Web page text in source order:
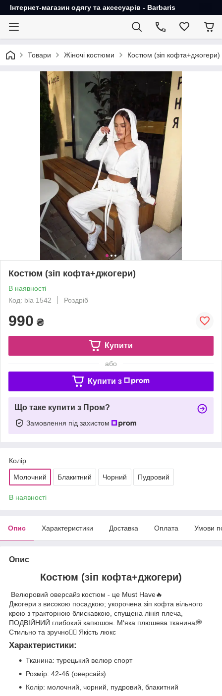
Інтернет-магазин одягу та аксесуарів - Barbaris
Товари Жіночі костюми Костюм (зіп кофта+джогери)
Костюм (зіп кофта+джогери)
В наявності
Код: bla 1542
Роздріб
990 ₴
Купити
або
Купити з
Що таке купити з Пром?
Замовлення під захистом
Колір
Молочний Блакитний Чорний Пудровий
В наявності
Опис Характеристики Доставка Оплата Умови
Опис
Костюм (зіп кофта+джогери)
Велюровий оверсайз костюм - це Must Have🔥
Джогери з високою посадкою; укорочена зіп кофта вільного
крою з тракторною блискавкою, спущена лінія плеча,
ПОДВІЙНИЙ глибокий капюшон. М‘яка плюшева тканина💭
Стильно та зручно👌🏼 Якість люкс
Характеристики:
Тканина: турецький велюр спорт
Розмір: 42-46 (оверсайз)
Колір: молочний, чорний, пудровий, блакитний